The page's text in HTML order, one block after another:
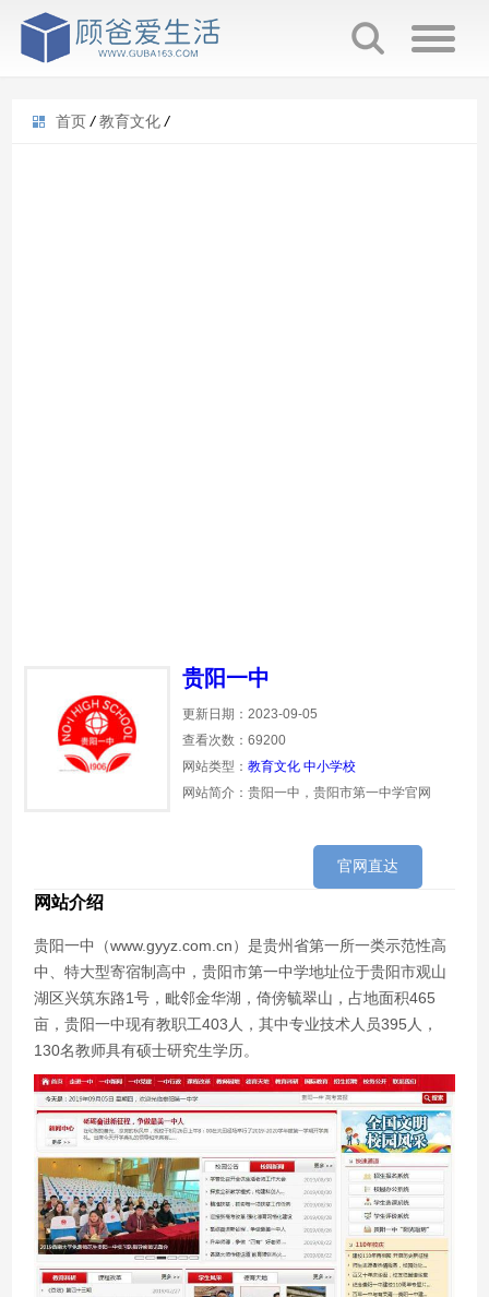
首页 / 教育文化 /
贵阳一中
更新日期：2023-09-05
查看次数：69200
网站类型：教育文化 中小学校
网站简介：贵阳一中，贵阳市第一中学官网
官网直达
网站介绍
贵阳一中（www.gyyz.com.cn）是贵州省第一所一类示范性高
中、特大型寄宿制高中，贵阳市第一中学地址位于贵阳市观山
湖区兴筑东路1号，毗邻金华湖，倚傍毓翠山，占地面积465
亩，贵阳一中现有教职工403人，其中专业技术人员395人，
130名教师具有硕士研究生学历。